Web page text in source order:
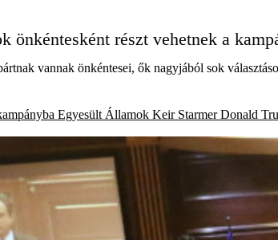
részt vehetnek a
vannak önkéntesei, ők nagyjából sok
Egyesült Államok Keir Starmer Donald